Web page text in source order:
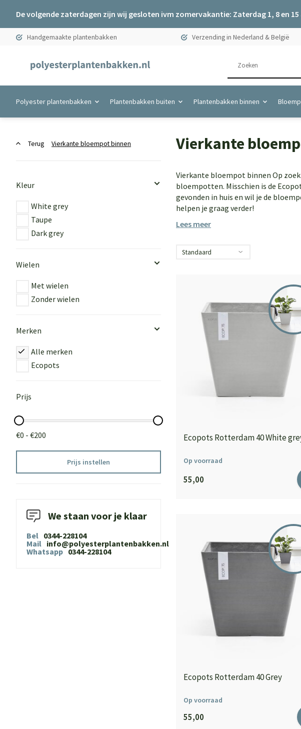
De volgende zaterdagen zijn wij gesloten ivm zomervakantie: Zaterdag 1, 8 en
Handgemaakte plantenbakken Verzending in Nederland & België
Polyester plantenbakken Plantenbakken buiten Plantenbakken binnen
Terug Vierkante bloempot binnen Vierkante
Kleur
White grey
Taupe
Dark grey
Wielen
Met wielen
Zonder wielen
Merken
Alle merken
Ecopots
Prijs
€0 - €200
Prijs instellen
We staan voor je klaar
Bel 0344-228104
Mail info@polyesterplantenbakken.nl
Whatsapp 0344-228104
Vierkante bloempot binnen Op
bloempotten. Misschien is de
gevonden in huis en wil je de
helpen je graag verder!
Lees meer
Ecopots Rotterdam 40 White
Op voorraad
55,00
Ecopots Rotterdam 40 Grey
Op voorraad
55,00